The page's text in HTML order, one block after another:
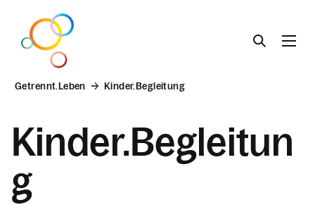
Getrennt.Leben Kinder.Begleitung
Kinder.Begleitun
g